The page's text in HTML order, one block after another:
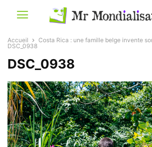
Accueil
Costa Rica : une famille belge invente
DSC_0938
DSC_0938